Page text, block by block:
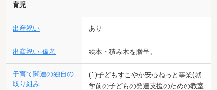
育児
出産祝い あり
出産祝い-備考 絵本・積み木を贈呈。
子育て関連の独自の
取り組み
(1)子どもすこやか安心ねっと事業(就
学前の子どもの発達支援のための教室